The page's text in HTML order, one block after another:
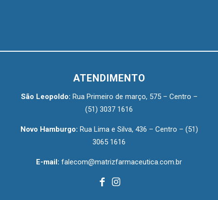
ATENDIMENTO
São Leopoldo: Rua Primeiro de março, 575 – Centro –
(51) 3037 1616
Novo Hamburgo: Rua Lima e Silva, 436 – Centro – (51)
3065 1616
E-mail: falecom@matrizfarmaceutica.com.br